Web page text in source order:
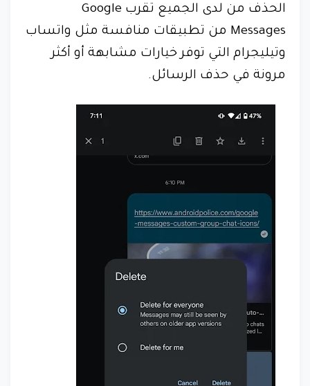
الحذف من لدى الجميع تقرب Google
Messages من تطبيقات منافسة مثل واتساب
وتيليجرام التي توفر خيارات مشابهة أو أكثر
مرونة في حذف الرسائل.